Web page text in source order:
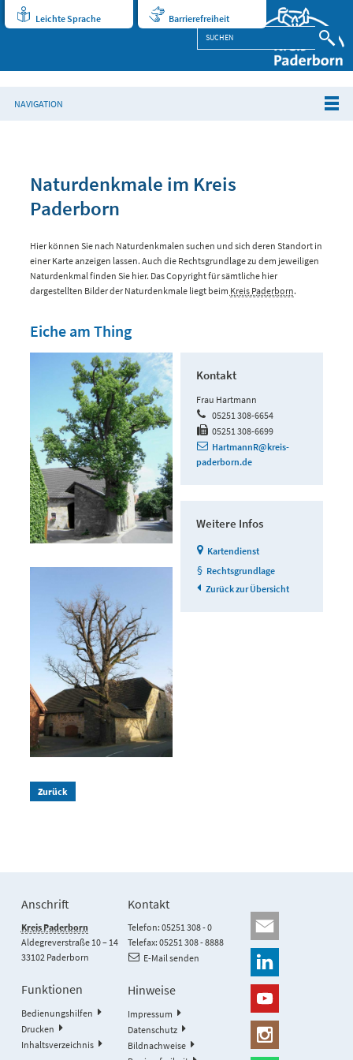
Leichte Sprache Barrierefreiheit
NAVIGATION
Naturdenkmale im Kreis
Paderborn
Hier können Sie nach Naturdenkmalen suchen und sich deren Standort in
einer Karte anzeigen lassen. Auch die Rechtsgrundlage zu dem jeweiligen
Naturdenkmal finden Sie hier. Das Copyright für sämtliche hier
dargestellten Bilder der Naturdenkmale liegt beim Kreis Paderborn.
Eiche am Thing
Kontakt
Frau Hartmann
05251 308-6654
05251 308-6699
HartmannR@kreis-
paderborn.de
Weitere Infos
Kartendienst
Rechtsgrundlage
Zurück zur Übersicht
Zurück
Anschrift
Kreis Paderborn
Aldegreverstraße 10 – 14
33102 Paderborn
Kontakt
Telefon: 05251 308 - 0
Telefax: 05251 308 - 8888
E-Mail senden
Funktionen
Bedienungshilfen
Drucken
Inhaltsverzeichnis
Hinweise
Impressum
Datenschutz
Bildnachweise